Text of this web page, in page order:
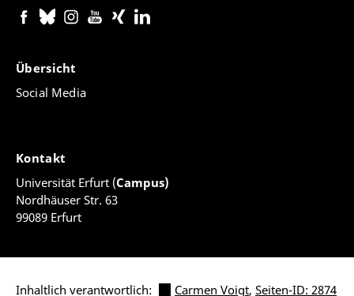
Übersicht
Social Media
Kontakt
Universität Erfurt (Campus)
Nordhäuser Str. 63
99089 Erfurt
Inhaltlich verantwortlich: Carmen Voigt, Seiten-ID: 2874